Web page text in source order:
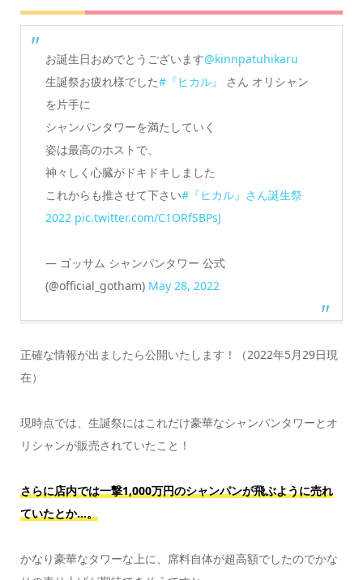
お誕生日おめでとうございます@kinnpatuhikaru
生誕祭お疲れ様でした#『ヒカル』
さん オリシャン
を片手に
シャンパンタワーを満たしていく
姿は最高のホストで、
神々しく心臓がドキドキしました
これからも推させて下さい#『ヒカル』さん誕生祭
2022 pic.twitter.com/C1ORfSBPsJ
— ゴッサム シャンパンタワー 公式
(@official_gotham) May 28, 2022
正確な情報が出ましたら公開いたします！（2022年5月29日現
在）
現時点では、生誕祭にはこれだけ豪華なシャンパンタワーとオ
リシャンが販売されていたこと！
さらに店内では一撃1,000万円のシャンパンが飛ぶように売れ
ていたとか…。
かなり豪華なタワーな上に、席料自体が超高額でしたのでかな